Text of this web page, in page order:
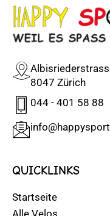
8047 Zürich
044 - 401 58 88
QUICKLINKS
Startseite
Alle Velos